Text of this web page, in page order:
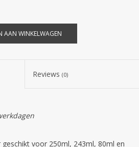
AAN WINKELWAGEN
Reviews (0)
voor 250ml, 243ml, 80ml en